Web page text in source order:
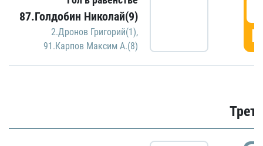
87.Голдобин Николай(9)
2.Дронов Григорий(1),
91.Карпов Максим А.(8)